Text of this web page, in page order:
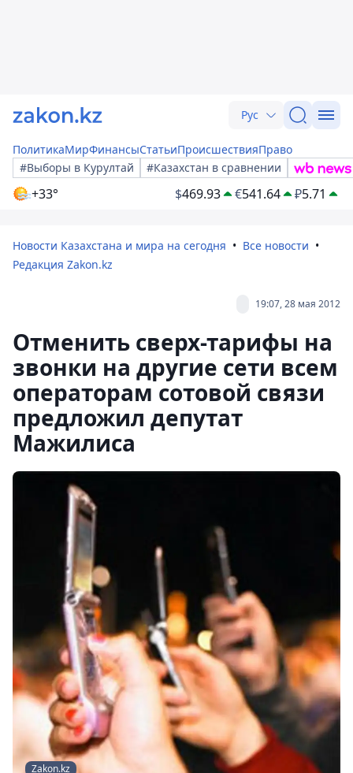
Рус
ПолитикаМирФинансыСтатьиПроисшествияПраво
#Выборы в Курултай
#Казахстан в сравнении
+33° $469.93 €541.64 ₽5.71
Новости Казахстана и мира на сегодня
Все новости
Редакция Zakon.kz
19:07, 28 мая 2012
Отменить сверх-тарифы на
звонки на другие сети всем
операторам сотовой связи
предложил депутат
Мажилиса
Zakon.kz